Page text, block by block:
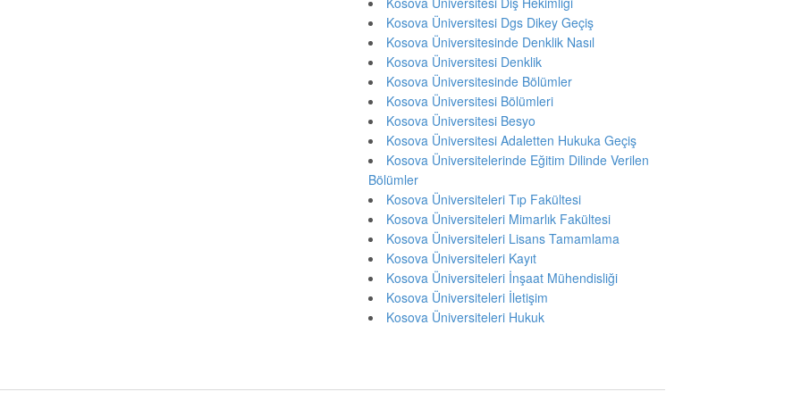
Kosova Üniversitesi Dgs Dikey Geçiş
Kosova Üniversitesinde Denklik Nasıl
Kosova Üniversitesi Denklik
Kosova Üniversitesinde Bölümler
Kosova Üniversitesi Bölümleri
Kosova Üniversitesi Besyo
Kosova Üniversitesi Adaletten Hukuka Geçiş
Kosova Üniversitelerinde Eğitim Dilinde Verilen
Bölümler
Kosova Üniversiteleri Tıp Fakültesi
Kosova Üniversiteleri Mimarlık Fakültesi
Kosova Üniversiteleri Lisans Tamamlama
Kosova Üniversiteleri Kayıt
Kosova Üniversiteleri İnşaat Mühendisliği
Kosova Üniversiteleri İletişim
Kosova Üniversiteleri Hukuk